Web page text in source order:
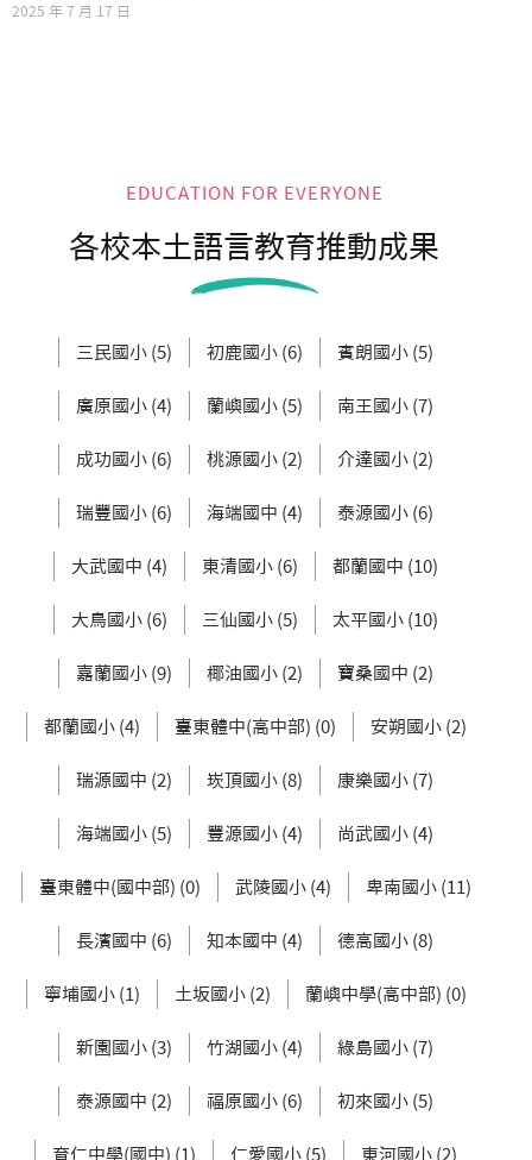
2025 年 7 月 17 日
EDUCATION FOR EVERYONE
各校本土語言教育推動成果
三民國小 (5) 初鹿國小 (6) 賓朗國小 (5)
廣原國小 (4) 蘭嶼國小 (5) 南王國小 (7)
成功國小 (6) 桃源國小 (2) 介達國小 (2)
瑞豐國小 (6) 海端國中 (4) 泰源國小 (6)
大武國中 (4) 東清國小 (6) 都蘭國中 (10)
大鳥國小 (6) 三仙國小 (5) 太平國小 (10)
嘉蘭國小 (9) 椰油國小 (2) 寶桑國中 (2)
都蘭國小 (4) 臺東體中(高中部) (0) 安朔國小 (2)
瑞源國中 (2) 崁頂國小 (8) 康樂國小 (7)
海端國小 (5) 豐源國小 (4) 尚武國小 (4)
臺東體中(國中部) (0) 武陵國小 (4) 卑南國小 (11)
長濱國中 (6) 知本國中 (4) 德高國小 (8)
寧埔國小 (1) 土坂國小 (2) 蘭嶼中學(高中部) (0)
新園國小 (3) 竹湖國小 (4) 綠島國小 (7)
泰源國中 (2) 福原國小 (6) 初來國小 (5)
育仁中學(國中) (1) 仁愛國小 (5) 東河國小 (2)